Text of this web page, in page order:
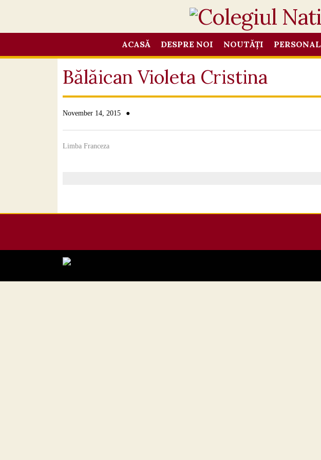
ACASĂ DESPRE NOI NOUTĂȚI PERSONAL
Bălăican Violeta Cristina
November 14, 2015 ●
Limba Franceza